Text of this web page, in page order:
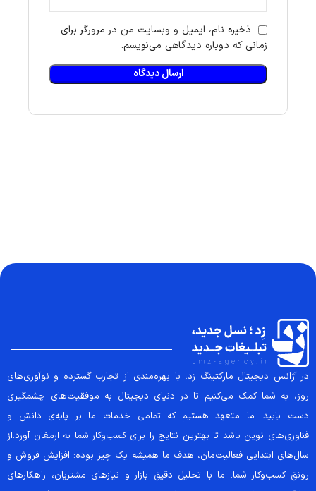
ذخیره نام، ایمیل و وبسایت من در مرورگر برای
زمانی که دوباره دیدگاهی می‌نویسم.
در آژانس دیجیتال مارکتینگ زد، با بهره‌مندی از تجارب گسترده و نوآوری‌های
روز، به شما کمک می‌کنیم تا در دنیای دیجیتال به موفقیت‌های چشمگیری
دست یابید. ما متعهد هستیم که تمامی خدمات ما بر پایه‌ی دانش و
فناوری‌های نوین باشد تا بهترین نتایج را برای کسب‌وکار شما به ارمغان آورد.از
سال‌های ابتدایی فعالیت‌مان، هدف ما همیشه یک چیز بوده: افزایش فروش و
رونق کسب‌وکار شما. ما با تحلیل دقیق بازار و نیازهای مشتریان، راهکارهای